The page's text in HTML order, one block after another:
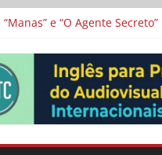
série argentina para o
e “O Agente Secreto”